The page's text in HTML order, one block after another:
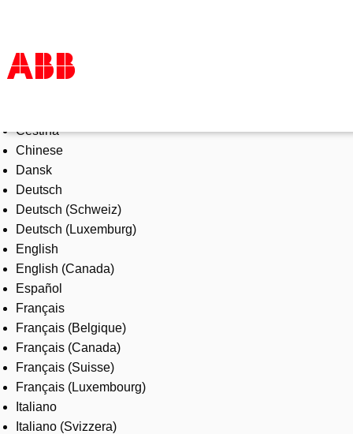
Products & Solutions
Industries
Services
About us
Where to buy
Contact us
Careers
Čeština
Chinese
Dansk
Deutsch
Deutsch (Schweiz)
Deutsch (Luxemburg)
English
English (Canada)
Español
Français
Français (Belgique)
Français (Canada)
Français (Suisse)
Français (Luxembourg)
Italiano
Italiano (Svizzera)